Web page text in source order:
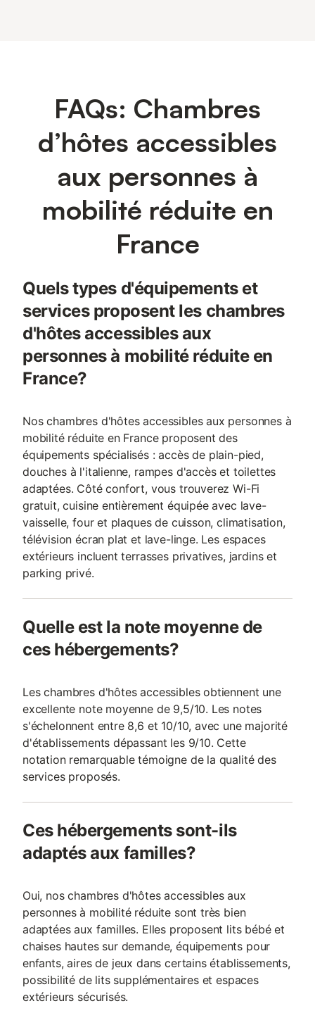
FAQs: Chambres
d’hôtes accessibles
aux personnes à
mobilité réduite en
France
Quels types d'équipements et
services proposent les chambres
d'hôtes accessibles aux
personnes à mobilité réduite en
France?
Nos chambres d'hôtes accessibles aux personnes à
mobilité réduite en France proposent des
équipements spécialisés : accès de plain-pied,
douches à l'italienne, rampes d'accès et toilettes
adaptées. Côté confort, vous trouverez Wi-Fi
gratuit, cuisine entièrement équipée avec lave-
vaisselle, four et plaques de cuisson, climatisation,
télévision écran plat et lave-linge. Les espaces
extérieurs incluent terrasses privatives, jardins et
parking privé.
Quelle est la note moyenne de
ces hébergements?
Les chambres d'hôtes accessibles obtiennent une
excellente note moyenne de 9,5/10. Les notes
s'échelonnent entre 8,6 et 10/10, avec une majorité
d'établissements dépassant les 9/10. Cette
notation remarquable témoigne de la qualité des
services proposés.
Ces hébergements sont-ils
adaptés aux familles?
Oui, nos chambres d'hôtes accessibles aux
personnes à mobilité réduite sont très bien
adaptées aux familles. Elles proposent lits bébé et
chaises hautes sur demande, équipements pour
enfants, aires de jeux dans certains établissements,
possibilité de lits supplémentaires et espaces
extérieurs sécurisés.